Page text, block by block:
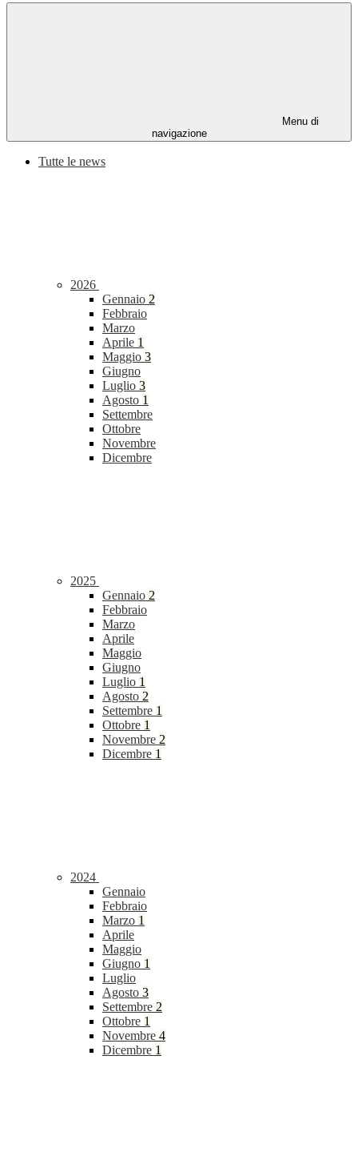
Menu di
navigazione
Tutte le news
2026
Gennaio 2
Febbraio
Marzo
Aprile 1
Maggio 3
Giugno
Luglio 3
Agosto 1
Settembre
Ottobre
Novembre
Dicembre
2025
Gennaio 2
Febbraio
Marzo
Aprile
Maggio
Giugno
Luglio 1
Agosto 2
Settembre 1
Ottobre 1
Novembre 2
Dicembre 1
2024
Gennaio
Febbraio
Marzo 1
Aprile
Maggio
Giugno 1
Luglio
Agosto 3
Settembre 2
Ottobre 1
Novembre 4
Dicembre 1